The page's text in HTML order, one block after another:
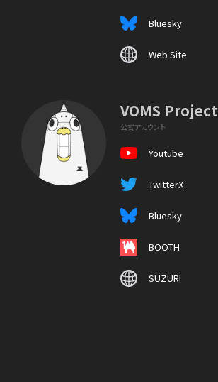
Bluesky
Web Site
VOMS Project
公式アカウント
Youtube
TwitterX
Bluesky
BOOTH
SUZURI